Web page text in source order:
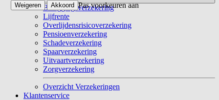
Beleggingsverzekering
Lijfrente
Overlijdensrisicoverzekering
Pensioenverzekering
Schadeverzekering
Spaarverzekering
Uitvaartverzekering
Zorgverzekering
Overzicht Verzekeringen
Klantenservice
Pas voorkeuren aan
Weigeren Akkoord